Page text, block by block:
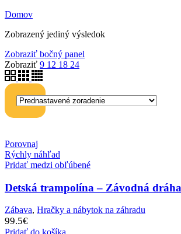
Domov
Zobrazený jediný výsledok
Zobraziť bočný panel
Zobraziť 9 12 18 24
Porovnaj
Rýchly náhľad
Pridať medzi obľúbené
Detská trampolína – Závodná dráha
Zábava, Hračky a nábytok na záhradu
99.5€